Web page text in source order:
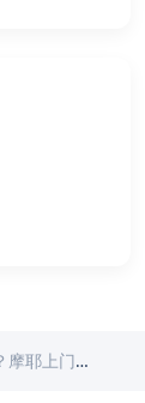
分钟极速体验